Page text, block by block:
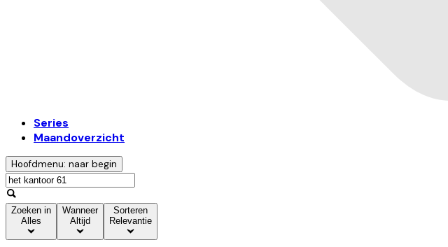
Series
Maandoverzicht
Hoofdmenu: naar begin
Zoeken in
Alles
Wanneer
Altijd
Sorteren
Relevantie